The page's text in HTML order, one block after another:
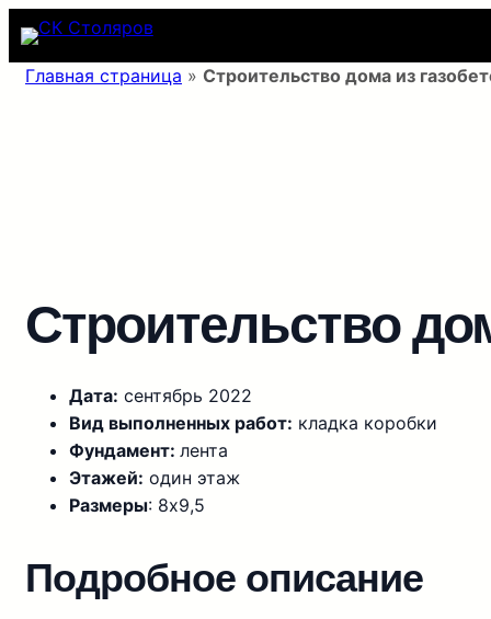
Перейти
содержимому
Главная страница » Строительство дома из
Строительство
Дата: сентябрь 2022
Вид выполненных работ: кладка коробки
Фундамент: лента
Этажей: один этаж
Размеры: 8х9,5
Подробное описание